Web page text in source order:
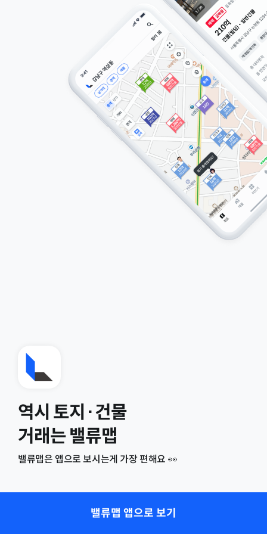
역시 토지·건물
거래는 밸류맵
밸류맵은 앱으로 보시는게 가장 편해요 👀
밸류맵 앱으로 보기